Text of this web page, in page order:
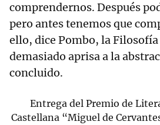
comprendernos. Después
pero antes tenemos que
ello, dice Pombo, la
demasiado aprisa a la
concluido.
Entrega del Premio de
Castellana “Miguel de